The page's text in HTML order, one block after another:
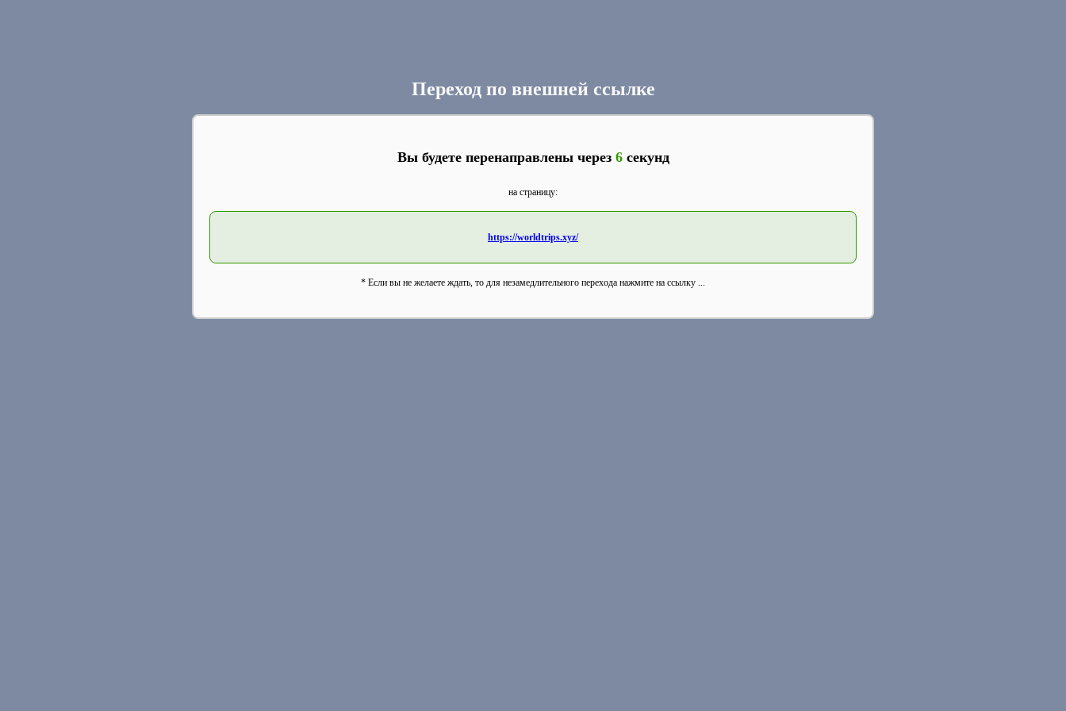
Переход по внешней ссылке
Вы будете перенаправлены через 6секунд
на страницу:
https://worldtrips.xyz/
* Если вы не желаете ждать, то для незамедлительного перехода нажмите на ссылку ...